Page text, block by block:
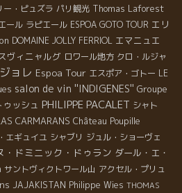
ー・ピュズラ パリ観光 Thomas Laforest
ール ラピエール ESPOA GOTO TOUR エリ
DOMAINE JOLLY FERRIOL エマニュエ
ヴィニャルグ ロワール地方 クロ・ルジャ
ョレ Espoa Tour エスポア・ゴトー LE
salon de vin ''INDIGENES'' Groupe
ッシュ PHILIPPE PACALET シャト
CARMARANS Château Poupille
エギュイユ シャブリ ジュル・ショーヴェ
・ドミニック・ドゥラン ダール・エ・
サントヴィクトワール山 アクセル・プリュ
JAJAKISTAN Philippe Wies THOMAS